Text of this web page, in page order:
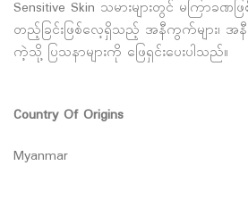
Sensitive Skin သမားများတွင် မကြာခဏ
တည့်ခြင်းဖြစ်လေ့ရှိသည့် အနီကွက်များ၊ အ
ကဲ့သို့ ပြသနာများကို ဖြေရှင်းပေးပါသည်။
Country Of Origins
Myanmar